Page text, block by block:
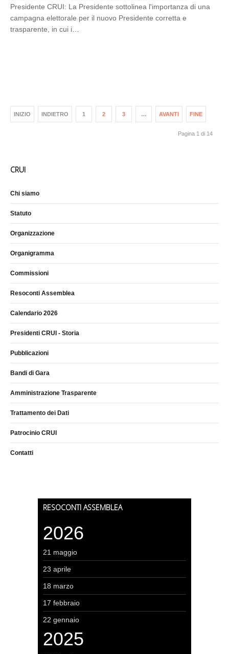
Presidente CRUI: La Presidente sottolinea l'importanza di una
campagna elettorale per il nuovo Presidente corretta e
trasparente, in cui i…
INIZIO INDIETRO 1 2 3 … AVANTI FINE
Pagina 1 di 14
CRUI
Chi siamo
Statuto
Organizzazione
Organigramma
Commissioni
Resoconti Assemblea
Calendario 2026
Presidenti CRUI - Storia
Pubblicazioni
Bandi di Gara
Amministrazione Trasparente
Trattamento dei Dati
Patrocinio CRUI
Contatti
RESOCONTI ASSEMBLEA
2026
21 maggio
23 aprile
18 marzo
17 febbraio
22 gennaio
2025